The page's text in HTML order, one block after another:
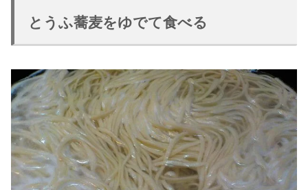
とうふ蕎麦をゆでて食べる